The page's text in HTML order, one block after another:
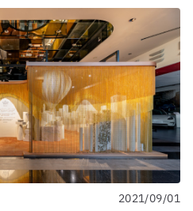
2021/09/01